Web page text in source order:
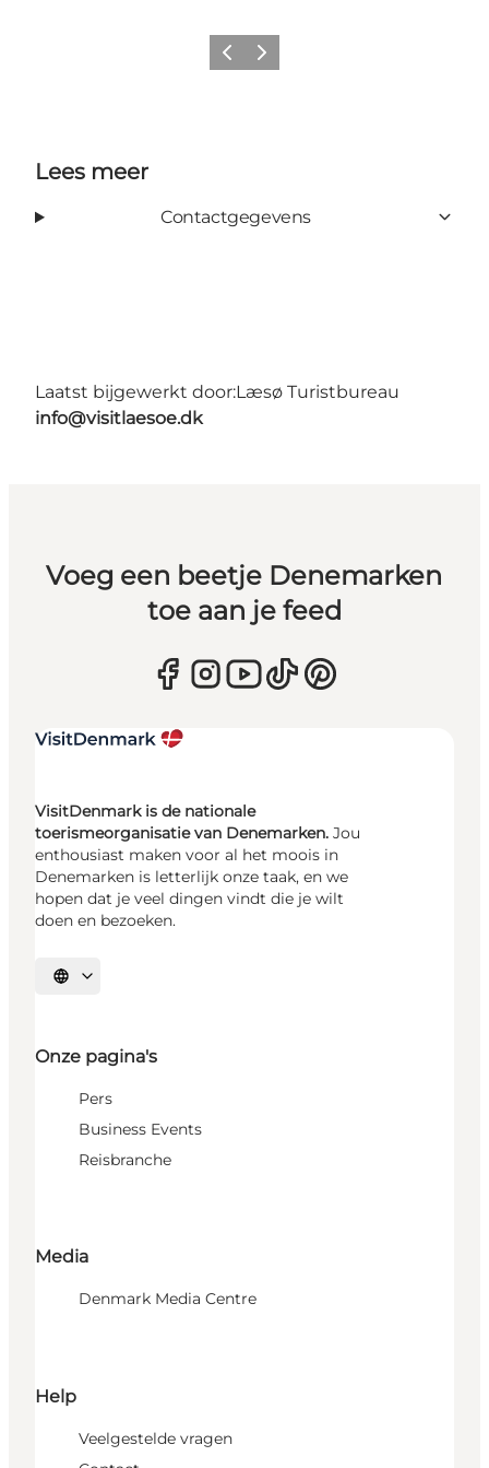
Vorige Volgende
Lees meer
Contactgegevens
Laatst bijgewerkt door:Læsø Turistbureau
info@visitlaesoe.dk
Voeg een beetje Denemarken
toe aan je feed
VisitDenmark is de nationale
toerismeorganisatie van Denemarken. Jou
enthousiast maken voor al het moois in
Denemarken is letterlijk onze taak, en we
hopen dat je veel dingen vindt die je wilt
doen en bezoeken.
Selecteer taal
Onze pagina's
Pers
Business Events
Reisbranche
Media
Denmark Media Centre
Help
Veelgestelde vragen